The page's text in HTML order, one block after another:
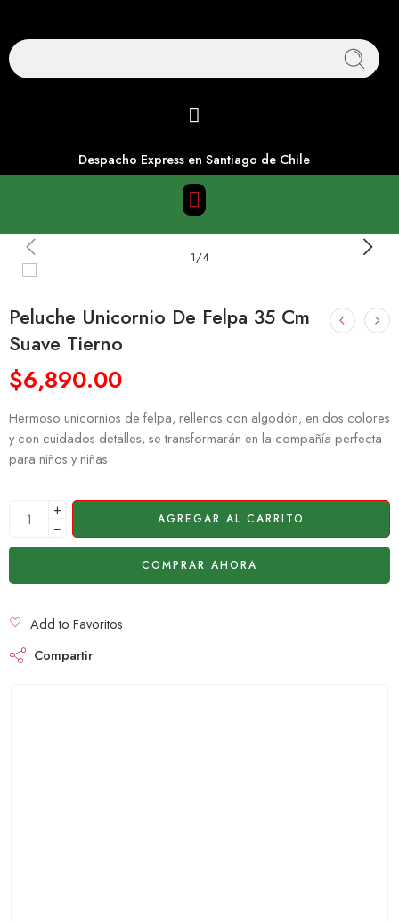
Despacho Express en Santiago de Chile
1/4
Peluche Unicornio De Felpa 35 Cm
Suave Tierno
$6,890.00
Hermoso unicornios de felpa, rellenos con algodón, en dos colores
y con cuidados detalles, se transformarán en la compañía perfecta
para niños y niñas
+
−
AGREGAR AL CARRITO
COMPRAR AHORA
Add to Favoritos
Compartir